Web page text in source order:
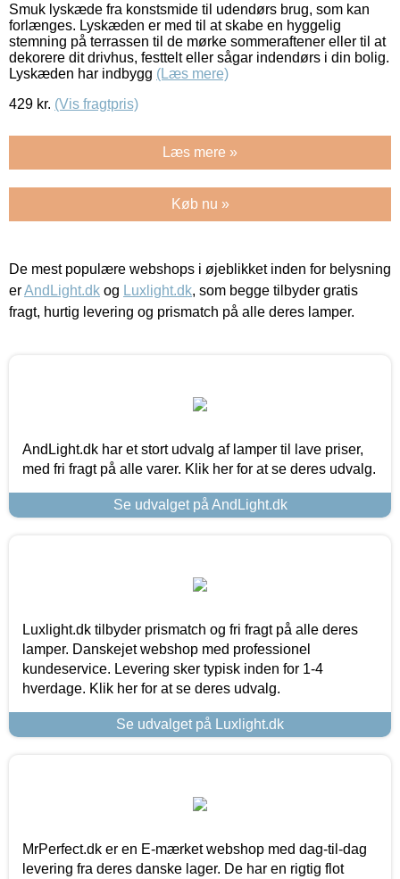
Smuk lyskæde fra konstsmide til udendørs brug, som kan
forlænges. Lyskæden er med til at skabe en hyggelig
stemning på terrassen til de mørke sommeraftener eller til at
dekorere dit drivhus, festtelt eller sågar indendørs i din bolig.
Lyskæden har indbygg (Læs mere)
429 kr. (Vis fragtpris)
Læs mere »
Køb nu »
De mest populære webshops i øjeblikket inden for belysning
erAndLight.dk og Luxlight.dk, som begge tilbyder gratis
fragt, hurtig levering og prismatch på alle deres lamper.
AndLight.dk har et stort udvalg af lamper til lave priser,
med fri fragt på alle varer. Klik her for at se deres udvalg.
Se udvalget på AndLight.dk
Luxlight.dk tilbyder prismatch og fri fragt på alle deres
lamper. Danskejet webshop med professionel
kundeservice. Levering sker typisk inden for 1-4
hverdage. Klik her for at se deres udvalg.
Se udvalget på Luxlight.dk
MrPerfect.dk er en E-mærket webshop med dag-til-dag
levering fra deres danske lager. De har en rigtig flot